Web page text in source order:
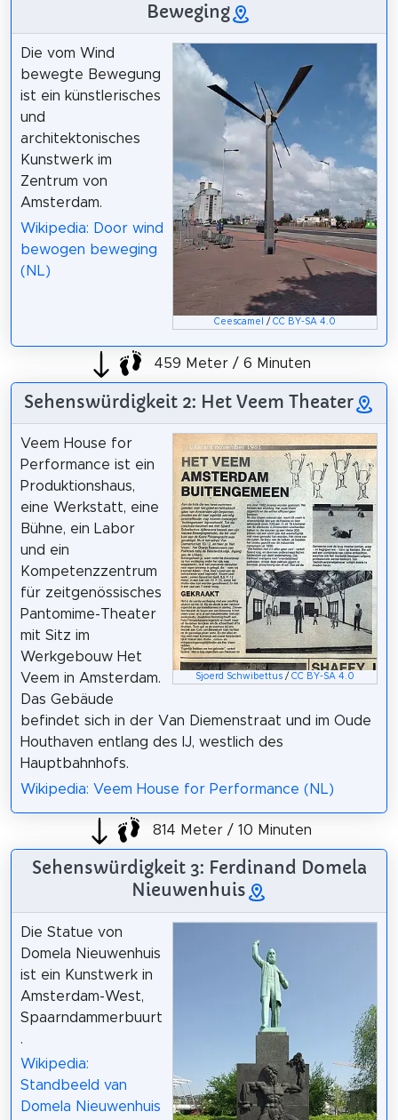
Beweging
Ceescamel /CC BY-SA 4.0
Die vom Wind
bewegte Bewegung
ist ein künstlerisches
und
architektonisches
Kunstwerk im
Zentrum von
Amsterdam.
Wikipedia: Door wind
bewogen beweging
(NL)
459 Meter / 6 Minuten
Sehenswürdigkeit 2: Het Veem Theater
Sjoerd Schwibettus /CC BY-SA 4.0
Veem House for
Performance ist ein
Produktionshaus,
eine Werkstatt, eine
Bühne, ein Labor
und ein
Kompetenzzentrum
für zeitgenössisches
Pantomime-Theater
mit Sitz im
Werkgebouw Het
Veem in Amsterdam.
Das Gebäude
befindet sich in der Van Diemenstraat und im Oude
Houthaven entlang des IJ, westlich des
Hauptbahnhofs.
Wikipedia: Veem House for Performance (NL)
814 Meter / 10 Minuten
Sehenswürdigkeit 3: Ferdinand Domela
Nieuwenhuis
Die Statue von
Domela Nieuwenhuis
ist ein Kunstwerk in
Amsterdam-West,
Spaarndammerbuurt
.
Wikipedia:
Standbeeld van
Domela Nieuwenhuis